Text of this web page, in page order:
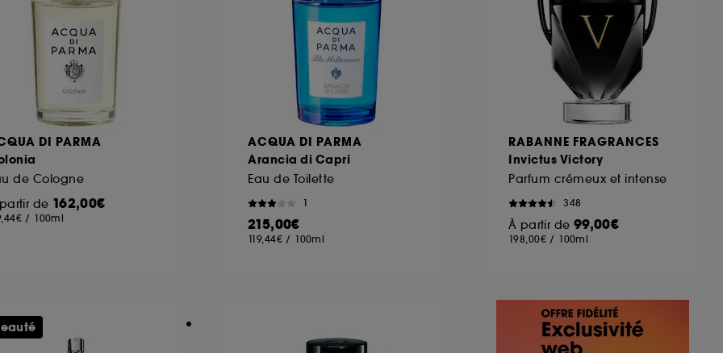
DI PARMA
de Cologne
de 162,00€
/ 100ml
ACQUA DI PARMA
Arancia di Capri
Eau de Toilette
1
215,00€
119,44€ / 100ml
RABANNE FRAGRANCES
Invictus Victory
Parfum crémeux et intense
348
À partir de 99,00€
198,00€ / 100ml